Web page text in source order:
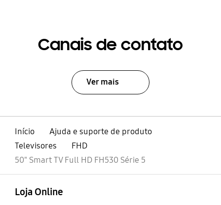
Canais de contato
Ver mais
Início
Ajuda e suporte de produto
Televisores
FHD
50" Smart TV Full HD FH530 Série 5
Loja Online